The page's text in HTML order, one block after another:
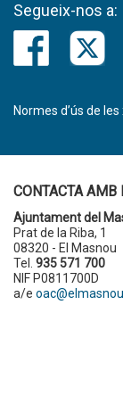
Segueix-nos a:
Normes d’ús de
CONTACTA
Ajuntament del
Prat de la Riba, 1
08320 - El Masnou
Tel. 935 571 700
NIF P0811700D
a/e